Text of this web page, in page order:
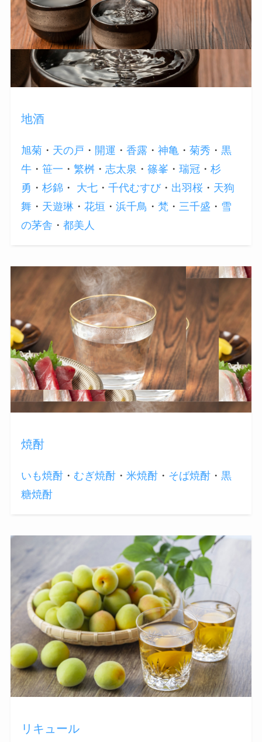
地酒
旭菊・ 天の戸 ・ 開運 ・ 香露 ・ 神亀 ・ 菊秀 ・ 黒
牛・ 笹一 ・ 繁桝・ 志太泉 ・ 篠峯 ・ 瑞冠・ 杉
勇 ・ 杉錦 ・ 大七・ 千代むすび・ 出羽桜・ 天狗
舞・ 天遊琳・ 花垣 ・ 浜千鳥 ・ 梵 ・ 三千盛 ・ 雪
の茅舎 ・ 都美人
焼酎
いも焼酎・ むぎ焼酎・ 米焼酎・ そば焼酎・ 黒
糖焼酎
リキュール